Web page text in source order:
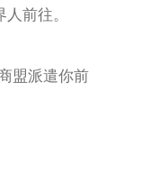
前往。
盟派遣你前